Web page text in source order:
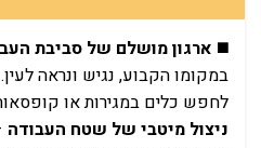
◼️ ארגון מושלם של סביבת
במקומו הקבוע, נגיש ונראה
לחפש כלים במגירות או
ניצול מיטבי של שטח העבודה